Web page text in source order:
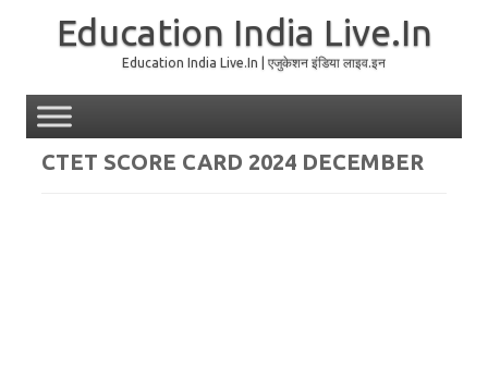
Education India Live.In
Education India Live.In | एजुकेशन इंडिया लाइव.इन
CTET SCORE CARD 2024 DECEMBER